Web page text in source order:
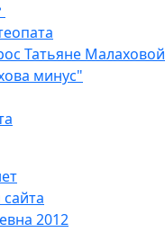
Татьяне Малаховой
минус"
2012